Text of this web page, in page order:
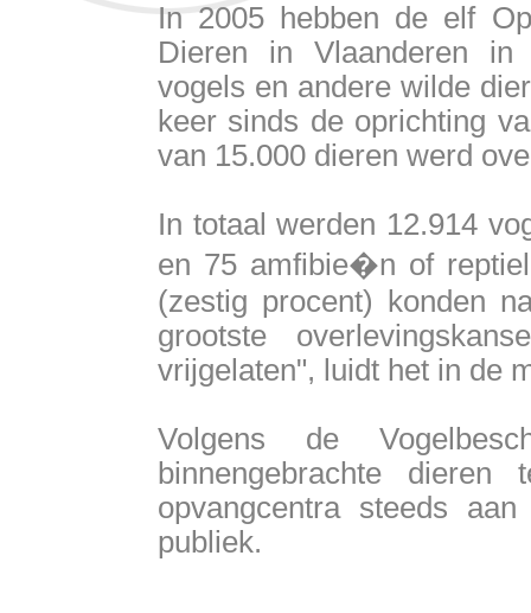
In 2005 hebben de elf
Dieren in Vlaanderen in
vogels en andere wilde
keer sinds de oprichting
van 15.000 dieren werd
In totaal werden 12.914
en 75 amfibie�n of
(zestig procent) konden
grootste
vrijgelaten", luidt het in de
Volgens de
binnengebrachte
opvangcentra steeds
publiek.